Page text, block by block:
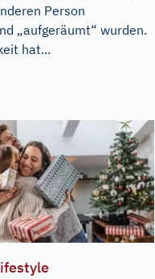
Person
„aufgeräumt“ wurden.
hat...